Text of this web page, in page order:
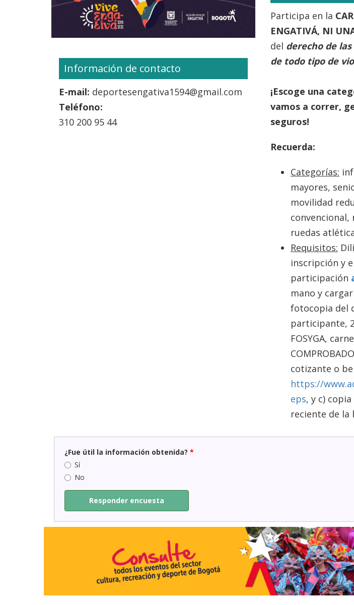
Información de contacto
E-mail: deportesengativa1594@gmail.com
Teléfono:
310 200 95 44
Participa en la
ENGATIVÁ, NI
del derecho de
de todo tipo de
¡Escoge una
vamos a correr,
seguros!
Recuerda:
Categorías:
mayores,
movilidad
convencional,
ruedas
Requisitos:
inscripción y
participación
mano y
fotocopia del
participante,
FOSYGA,
cotizante o
https://
eps, y c)
reciente de la
¿Fue útil la información obtenida? *
Sí
No
Responder encuesta